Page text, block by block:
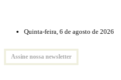
Quinta-feira, 6 de agosto de 2026
Assine nossa newsletter